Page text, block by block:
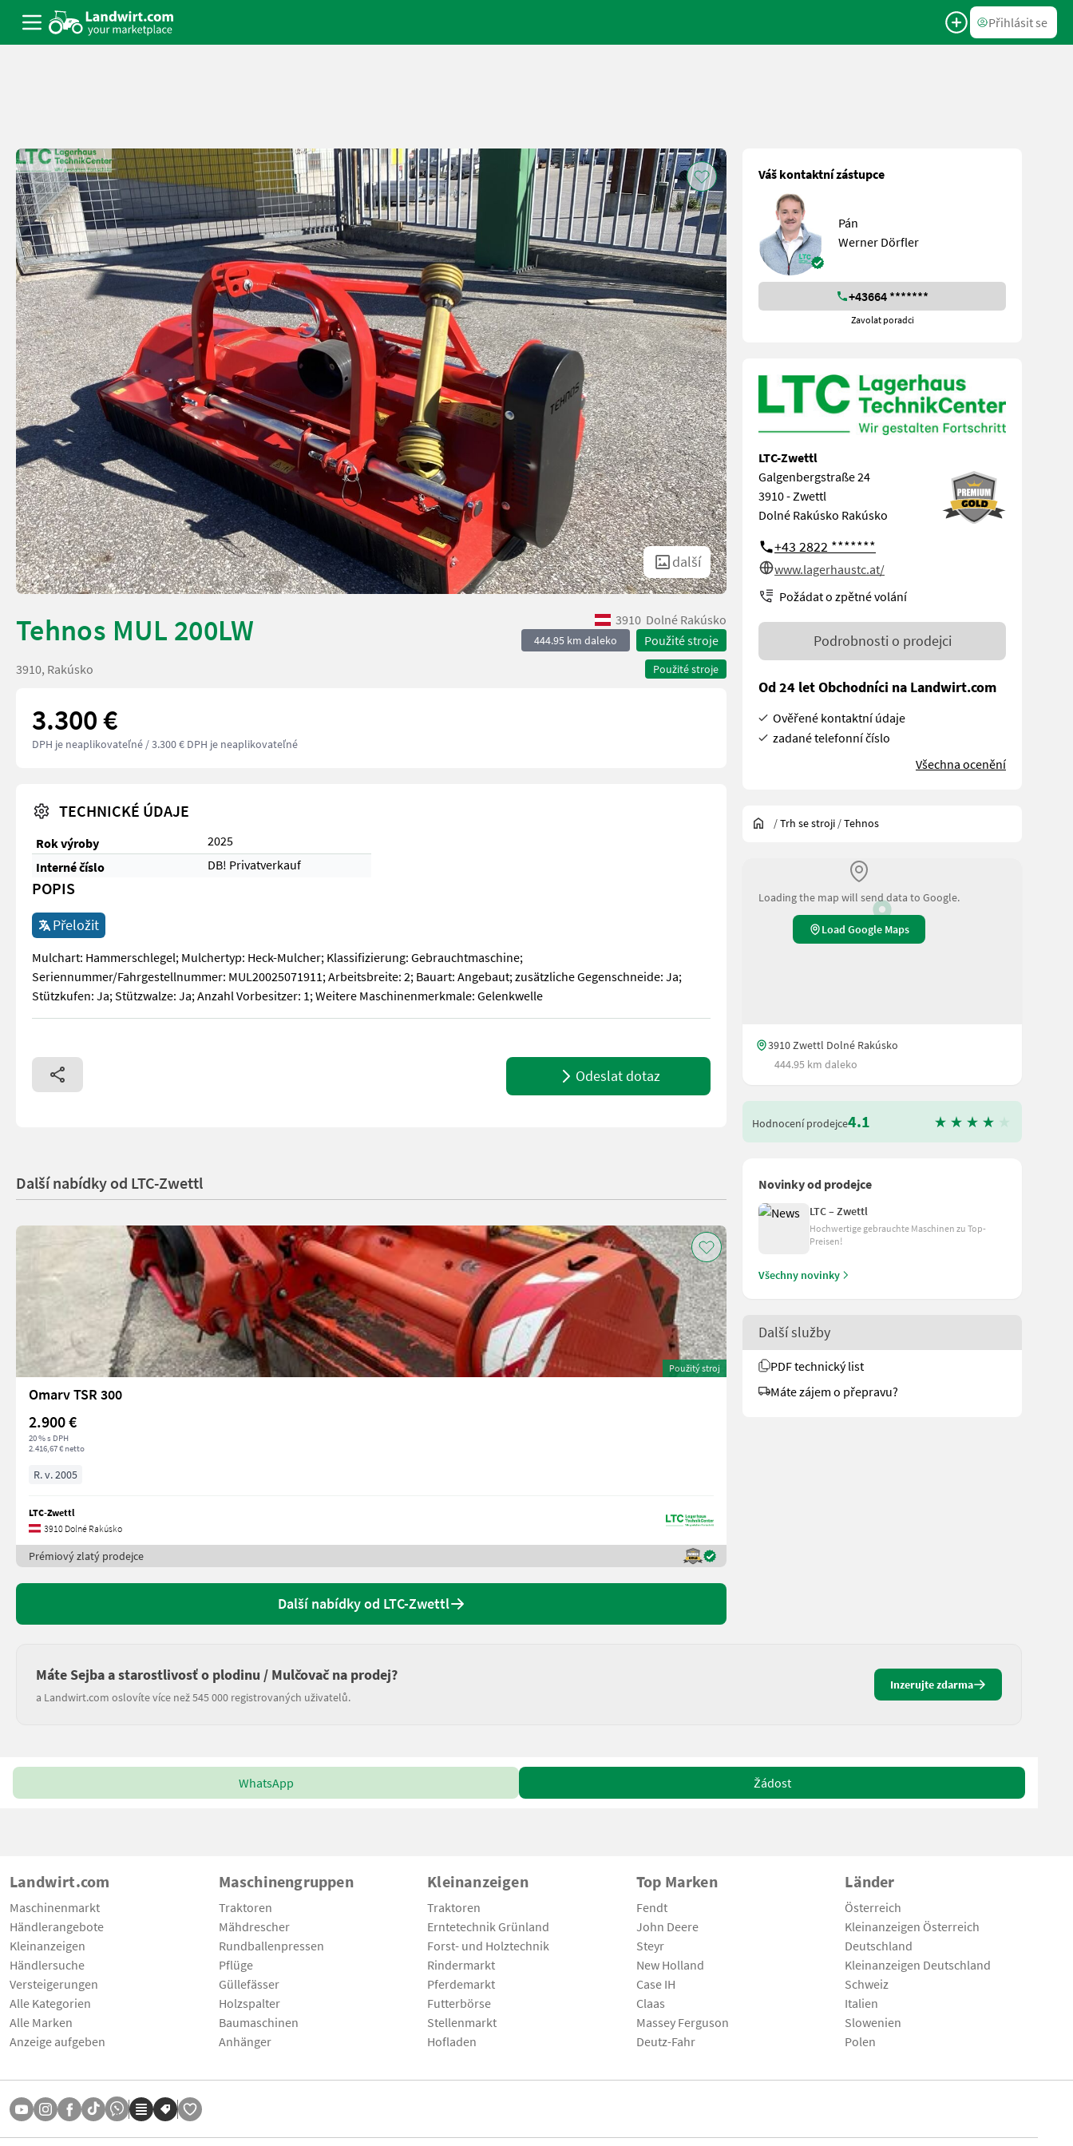
Přihlásit se
další
Tehnos MUL 200LW 3910 Dolné Rakúsko
444.95 km daleko Použité stroje
Použité stroje
3910, Rakúsko
3.300 €
DPH je neaplikovateľné / 3.300 € DPH je neaplikovateľné
TECHNICKÉ ÚDAJE
Rok výroby
2025
Interné číslo
DB! Privatverkauf
POPIS
Přeložit
Mulchart: Hammerschlegel; Mulchertyp: Heck-Mulcher; Klassifizierung: Gebrauchtmaschine;
Seriennummer/Fahrgestellnummer: MUL20025071911; Arbeitsbreite: 2; Bauart: Angebaut; zusätzliche Gegenschneide: Ja;
Stützkufen: Ja; Stützwalze: Ja; Anzahl Vorbesitzer: 1; Weitere Maschinenmerkmale: Gelenkwelle
Mulchart: Hammerschlegel; Mulchertyp: Heck-Mulcher; Klassifizierung: Gebrauchtmaschine; Seriennummer/Fahrgestellnummer: MUL20025071911; Arbeitsbreite: 2; Bauart: Angebaut;
Odeslat dotaz
Váš kontaktní zástupce
Pán
Werner Dörfler
+43664 *******
Zavolat poradci
LTC-Zwettl
Galgenbergstraße 24
3910 - Zwettl
Dolné Rakúsko Rakúsko
+43 2822 *******
www.lagerhaustc.at/
Požádat o zpětné volání
Podrobnosti o prodejci
Od 24 let Obchodníci na Landwirt.com
Ověřené kontaktní údaje
zadané telefonní číslo
Všechna ocenění
/Trh se stroji /Tehnos
Loading the map will send data to Google.
Load Google Maps
3910 Zwettl Dolné Rakúsko
444.95 km daleko
Hodnocení prodejce4.1
Novinky od prodejce
LTC – Zwettl
Hochwertige gebrauchte Maschinen zu Top-
Preisen!
Všechny novinky
Další služby
PDF technický list
Máte zájem o přepravu?
Další nabídky od LTC-Zwettl
Použitý stroj
Omarv TSR 300
2.900 €
20 % s DPH
2.416,67 € netto
R. v. 2005
LTC-Zwettl
3910 Dolné Rakúsko
Prémiový zlatý prodejce
Maschio Bisonte 300
Další nabídky od LTC-Zwettl
Máte Sejba a starostlivosť o plodinu / Mulčovač na prodej?
a Landwirt.com oslovíte více než 545 000 registrovaných uživatelů.
Inzerujte zdarma
WhatsApp Žádost
Landwirt.com
Maschinenmarkt
Händlerangebote
Kleinanzeigen
Händlersuche
Versteigerungen
Alle Kategorien
Alle Marken
Anzeige aufgeben
Maschinengruppen
Traktoren
Mähdrescher
Rundballenpressen
Pflüge
Güllefässer
Holzspalter
Baumaschinen
Anhänger
Kleinanzeigen
Traktoren
Erntetechnik Grünland
Forst- und Holztechnik
Rindermarkt
Pferdemarkt
Futterbörse
Stellenmarkt
Hofladen
Top Marken
Fendt
John Deere
Steyr
New Holland
Case IH
Claas
Massey Ferguson
Deutz-Fahr
Länder
Österreich
Kleinanzeigen Österreich
Deutschland
Kleinanzeigen Deutschland
Schweiz
Italien
Slowenien
Polen